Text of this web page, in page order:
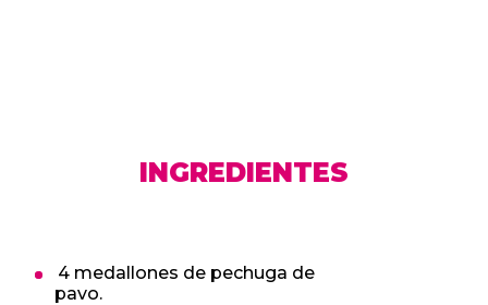
INGREDIENTES
4 medallones de pechuga de
pavo.